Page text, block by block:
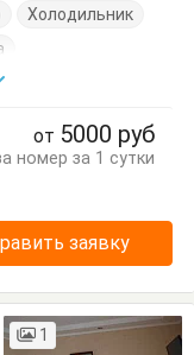
Холодильник
от 5000 руб
номер за 1 сутки
заявку
1